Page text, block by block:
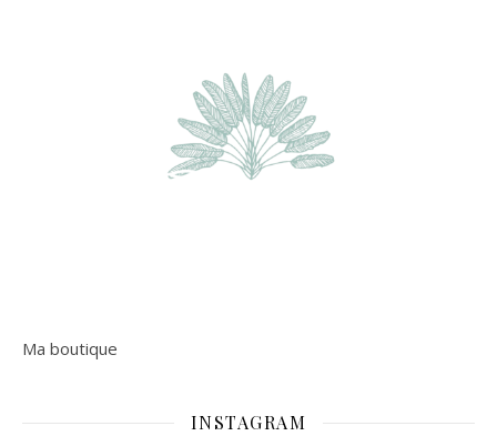
Ma boutique
INSTAGRAM